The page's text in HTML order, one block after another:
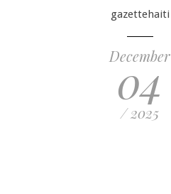
gazettehaiti
December
04
/ 2025